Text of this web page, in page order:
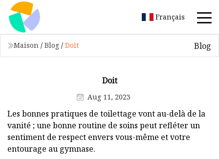
Français
Maison / Blog / Doit Blog
Doit
Aug 11, 2023
Les bonnes pratiques de toilettage vont au-delà de la
vanité ; une bonne routine de soins peut refléter un
sentiment de respect envers vous-même et votre
entourage au gymnase.